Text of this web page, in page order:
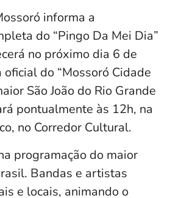
informa a
do “Pingo Da Mei Dia”
no próximo dia 6 de
do “Mossoró Cidade
São João do Rio Grande
pontualmente às 12h, na
no Corredor Cultural.
programação do maior
Bandas e artistas
e locais, animando o